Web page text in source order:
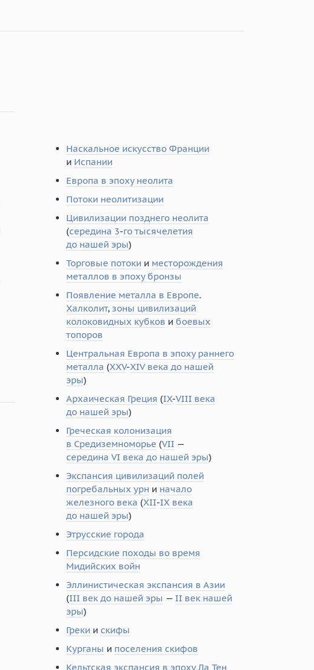
Наскальное искусство Франции
и Испании
Европа в эпоху неолита
Потоки неолитизации
Цивилизации позднего неолита
(середина 3-го тысячелетия
до нашей эры)
Торговые потоки и месторождения
металлов в эпоху бронзы
Появление металла в Европе.
Халколит, зоны цивилизаций
колоковидных кубков и боевых
топоров
Центральная Европа в эпоху раннего
металла (XXV-XIV века до нашей
эры)
Архаическая Греция (IX-VIII века
до нашей эры)
Греческая колонизация
в Средиземноморье (VII —
середина VI века до нашей эры)
Экспансия цивилизаций полей
погребальных урн и начало
железного века (XII-IX века
до нашей эры)
Этрусские города
Персидские походы во время
Мидийских войн
Эллинистическая экспансия в Азии
(III век до нашей эры — II век нашей
эры)
Греки и скифы
Курганы и поселения скифов
Кельтская экспансия в эпоху Ла Тен